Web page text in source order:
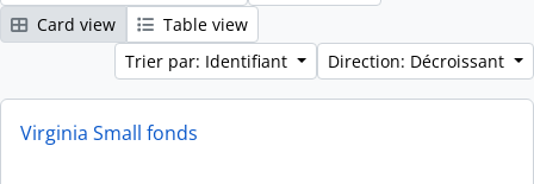
Card view
Table view
Trier par: Identifiant
Direction: Décroissant
Virginia Small fonds